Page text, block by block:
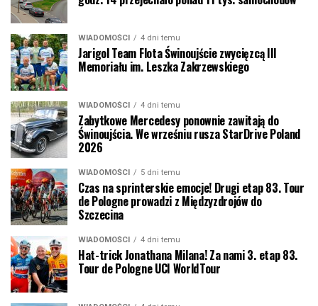
WIADOMOŚCI 4 dni temu
Jarigol Team Flota Świnoujście zwycięzcą III
Memoriału im. Leszka Zakrzewskiego
WIADOMOŚCI 4 dni temu
Zabytkowe Mercedesy ponownie zawitają do
Świnoujścia. We wrześniu rusza StarDrive Poland
2026
WIADOMOŚCI 5 dni temu
Czas na sprinterskie emocje! Drugi etap 83. Tour
de Pologne prowadzi z Międzyzdrojów do
Szczecina
WIADOMOŚCI 4 dni temu
Hat-trick Jonathana Milana! Za nami 3. etap 83.
Tour de Pologne UCI WorldTour